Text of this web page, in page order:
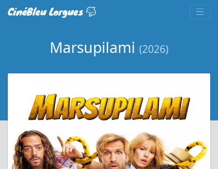
CinéBleu Lorgues
Marsupilami (2026)